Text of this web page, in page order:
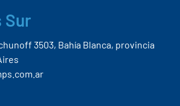
Sur
3503, Bahía Blanca, provincia